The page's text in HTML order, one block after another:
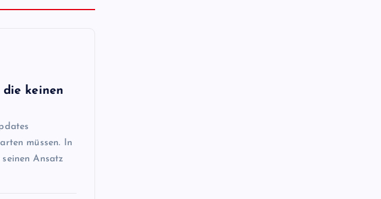
die keinen
müssen. In
Ansatz